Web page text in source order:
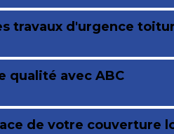
travaux d'urgence
qualité avec ABC
de votre couverture